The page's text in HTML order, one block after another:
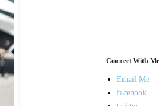
Connect With Me
Email Me
facebook